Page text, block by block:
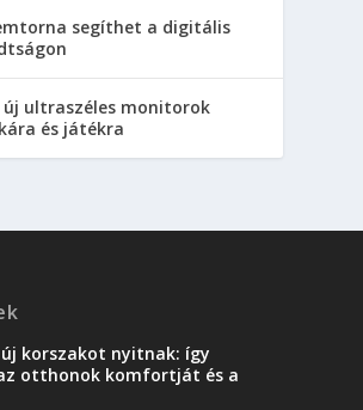
segíthet a digitális
új ultraszéles monitorok
és játékra
korszakot nyitnak: így
otthonok komfortját és a